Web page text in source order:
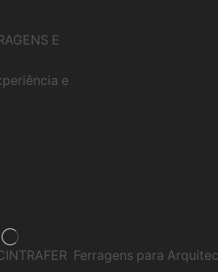
E
e
Ferragens para